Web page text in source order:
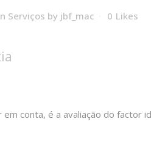
Serviços by jbf_mac 0 Likes
conta, é a avaliação do